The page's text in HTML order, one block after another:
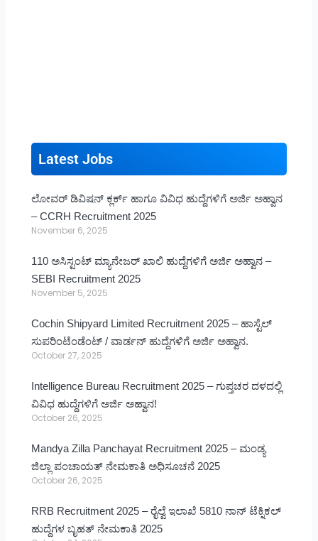
Latest Jobs
ಲೋವರ್ ಡಿವಿಷನ್ ಕ್ಲರ್ಕ್ ಹಾಗೂ ವಿವಿಧ ಹುದ್ದೆಗಳಿಗೆ ಅರ್ಜಿ ಅಹ್ವಾನ
– CCRH Recruitment 2025
November 6, 2025
110 ಅಸಿಸ್ಟಂಟ್ ಮ್ಯಾನೇಜರ್ ಖಾಲಿ ಹುದ್ದೆಗಳಿಗೆ ಅರ್ಜಿ ಅಹ್ವಾನ –
SEBI Recruitment 2025
November 5, 2025
Cochin Shipyard Limited Recruitment 2025 – ಹಾಸ್ಟೆಲ್
ಸುಪರಿಂಟೆಂಡೆಂಟ್ / ವಾರ್ಡನ್ ಹುದ್ದೆಗಳಿಗೆ ಅರ್ಜಿ ಅಹ್ವಾನ.
October 27, 2025
Intelligence Bureau Recruitment 2025 – ಗುಪ್ತಚರ ದಳದಲ್ಲಿ
ವಿವಿಧ ಹುದ್ದೆಗಳಿಗೆ ಅರ್ಜಿ ಅಹ್ವಾನ!
October 26, 2025
Mandya Zilla Panchayat Recruitment 2025 – ಮಂಡ್ಯ
ಜಿಲ್ಲಾ ಪಂಚಾಯತ್ ನೇಮಕಾತಿ ಅಧಿಸೂಚನೆ 2025
October 26, 2025
RRB Recruitment 2025 – ರೈಲ್ವೆ ಇಲಾಖೆ 5810 ನಾನ್ ಟೆಕ್ನಿಕಲ್
ಹುದ್ದೆಗಳ ಬೃಹತ್ ನೇಮಕಾತಿ 2025